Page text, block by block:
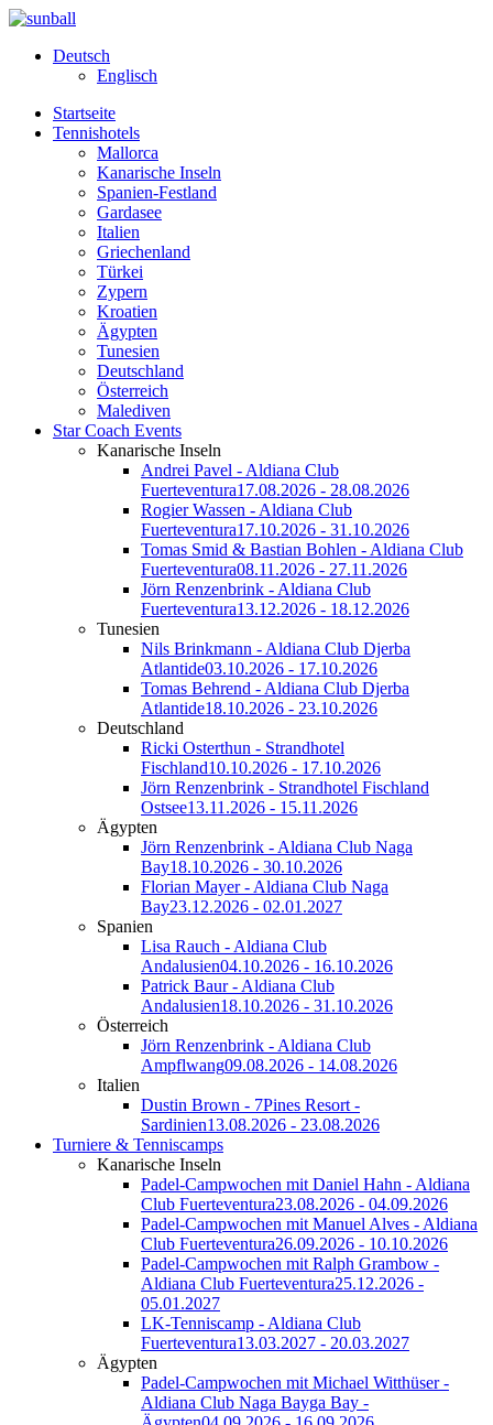
Deutsch
Englisch
Startseite
Tennishotels
Mallorca
Kanarische Inseln
Spanien-Festland
Gardasee
Italien
Griechenland
Türkei
Zypern
Kroatien
Ägypten
Tunesien
Deutschland
Österreich
Malediven
Star Coach Events
Kanarische Inseln
Andrei Pavel - Aldiana Club
Fuerteventura17.08.2026 - 28.08.2026
Rogier Wassen - Aldiana Club
Fuerteventura17.10.2026 - 31.10.2026
Tomas Smid & Bastian Bohlen - Aldiana Club
Fuerteventura08.11.2026 - 27.11.2026
Jörn Renzenbrink - Aldiana Club
Fuerteventura13.12.2026 - 18.12.2026
Tunesien
Nils Brinkmann - Aldiana Club Djerba
Atlantide03.10.2026 - 17.10.2026
Tomas Behrend - Aldiana Club Djerba
Atlantide18.10.2026 - 23.10.2026
Deutschland
Ricki Osterthun - Strandhotel
Fischland10.10.2026 - 17.10.2026
Jörn Renzenbrink - Strandhotel Fischland
Ostsee13.11.2026 - 15.11.2026
Ägypten
Jörn Renzenbrink - Aldiana Club Naga
Bay18.10.2026 - 30.10.2026
Florian Mayer - Aldiana Club Naga
Bay23.12.2026 - 02.01.2027
Spanien
Lisa Rauch - Aldiana Club
Andalusien04.10.2026 - 16.10.2026
Patrick Baur - Aldiana Club
Andalusien18.10.2026 - 31.10.2026
Österreich
Jörn Renzenbrink - Aldiana Club
Ampflwang09.08.2026 - 14.08.2026
Italien
Dustin Brown - 7Pines Resort -
Sardinien13.08.2026 - 23.08.2026
Turniere & Tenniscamps
Kanarische Inseln
Padel-Campwochen mit Daniel Hahn - Aldiana
Club Fuerteventura23.08.2026 - 04.09.2026
Padel-Campwochen mit Manuel Alves - Aldiana
Club Fuerteventura26.09.2026 - 10.10.2026
Padel-Campwochen mit Ralph Grambow -
Aldiana Club Fuerteventura25.12.2026 -
05.01.2027
LK-Tenniscamp - Aldiana Club
Fuerteventura13.03.2027 - 20.03.2027
Ägypten
Padel-Campwochen mit Michael Witthüser -
Aldiana Club Naga Bayga Bay -